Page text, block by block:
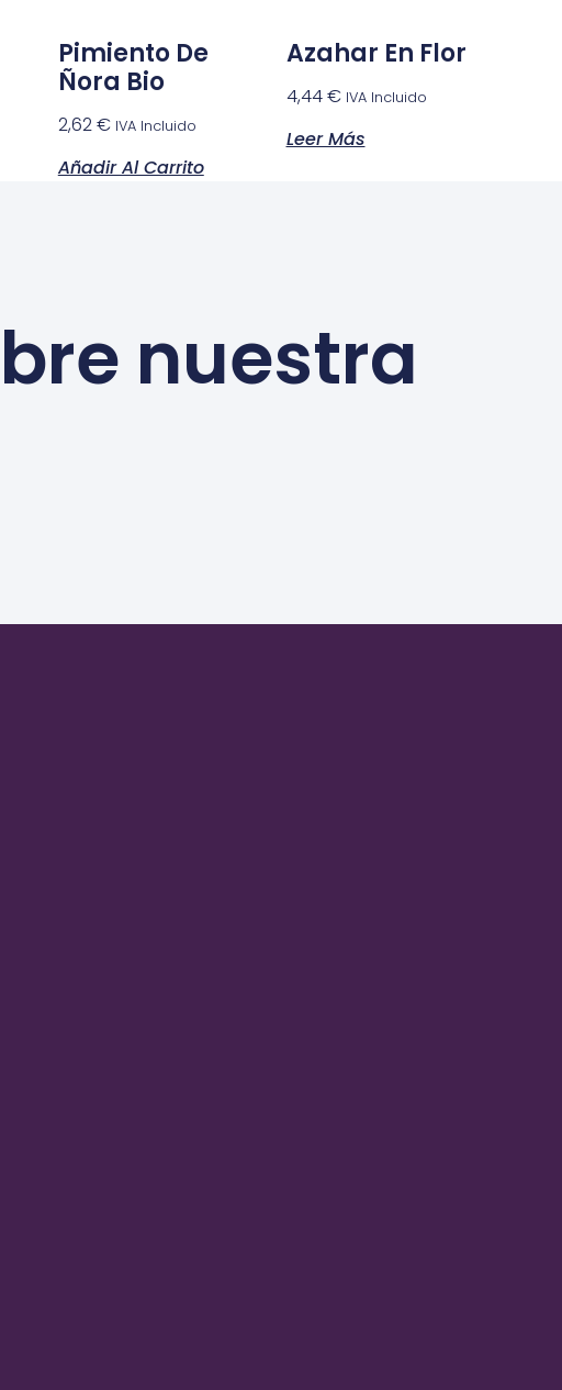
Pimiento De
Ñora Bio
2,62€ IVA Incluido
Añadir Al Carrito
Azahar En Flor
4,44€ IVA Incluido
Leer Más
nuestra